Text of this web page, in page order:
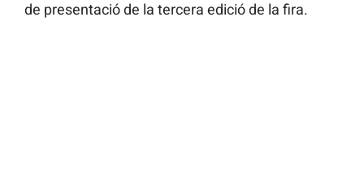
de presentació de la tercera edició de la fira.